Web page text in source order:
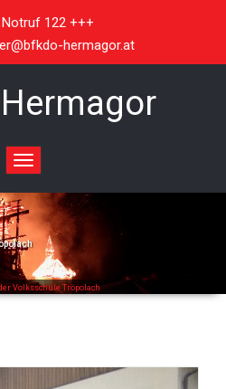
122 +++
hermagor.at
Toggle
navigation
Volksschule Tröpolach